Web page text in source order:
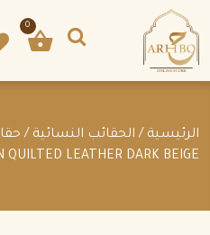
0
الرئيسية / الحقائب النسائية /
QUILTED LEATHER DARK BEIGE